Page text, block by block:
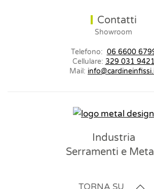
Contatti
Showroom
Telefono: 06 6600
Cellulare: 329 031 9421
Mail:
Industria
Serramenti e
TORNA SU